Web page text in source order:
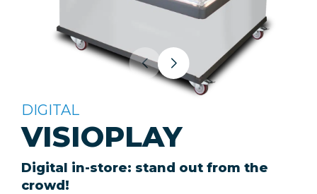
DIGITAL
VISIOPLAY
Digital in-store: stand out from the
crowd!